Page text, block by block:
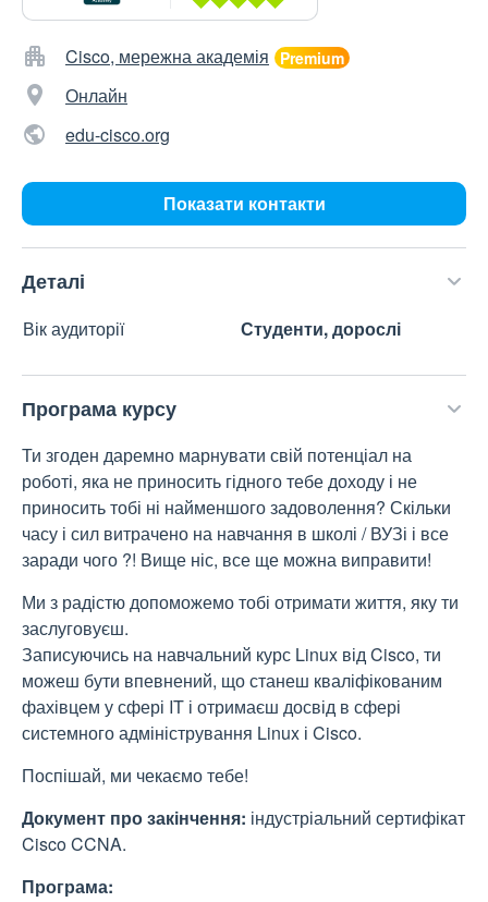
Cisco, мережна академія
Онлайн
edu-cisco.org
Показати контакти
Деталі
Вік аудиторії Студенти, дорослі
Програма курсу
Ти згоден даремно марнувати свій потенціал на
роботі, яка не приносить гідного тебе доходу і не
приносить тобі ні найменшого задоволення? Скільки
часу і сил витрачено на навчання в школі / ВУЗі і все
заради чого ?! Вище ніс, все ще можна виправити!
Ми з радістю допоможемо тобі отримати життя, яку ти
заслуговуєш.
Записуючись на навчальний курс Linux від Cisco, ти
можеш бути впевнений, що станеш кваліфікованим
фахівцем у сфері IT і отримаєш досвід в сфері
системного адміністрування Linux і Cisco.
Поспішай, ми чекаємо тебе!
Документ про закінчення: індустріальний сертифікат
Cisco CCNA.
Програма: